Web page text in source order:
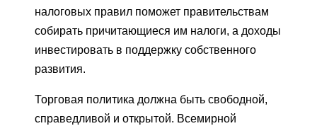
налоговых правил поможет правительствам
собирать причитающиеся им налоги, а доходы
инвестировать в поддержку собственного
развития.
Торговая политика должна быть свободной,
справедливой и открытой. Всемирной